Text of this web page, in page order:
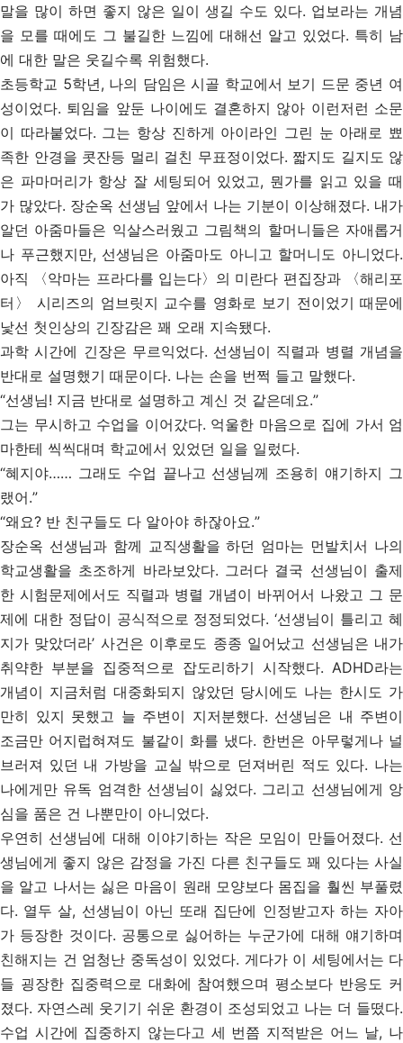
말을 많이 하면 좋지 않은 일이 생길 수도 있다. 업보라는 개념
을 모를 때에도 그 불길한 느낌에 대해선 알고 있었다. 특히 남
에 대한 말은 웃길수록 위험했다.
초등학교 5학년, 나의 담임은 시골 학교에서 보기 드문 중년 여
성이었다. 퇴임을 앞둔 나이에도 결혼하지 않아 이런저런 소문
이 따라붙었다. 그는 항상 진하게 아이라인 그린 눈 아래로 뾰
족한 안경을 콧잔등 멀리 걸친 무표정이었다. 짧지도 길지도 않
은 파마머리가 항상 잘 세팅되어 있었고, 뭔가를 읽고 있을 때
가 많았다. 장순옥 선생님 앞에서 나는 기분이 이상해졌다. 내가
알던 아줌마들은 익살스러웠고 그림책의 할머니들은 자애롭거
나 푸근했지만, 선생님은 아줌마도 아니고 할머니도 아니었다.
아직 〈악마는 프라다를 입는다〉의 미란다 편집장과 〈해리포
터〉 시리즈의 엄브릿지 교수를 영화로 보기 전이었기 때문에
낯선 첫인상의 긴장감은 꽤 오래 지속됐다.
과학 시간에 긴장은 무르익었다. 선생님이 직렬과 병렬 개념을
반대로 설명했기 때문이다. 나는 손을 번쩍 들고 말했다.
“선생님! 지금 반대로 설명하고 계신 것 같은데요.”
그는 무시하고 수업을 이어갔다. 억울한 마음으로 집에 가서 엄
마한테 씩씩대며 학교에서 있었던 일을 일렀다.
“혜지야…… 그래도 수업 끝나고 선생님께 조용히 얘기하지 그
랬어.”
“왜요? 반 친구들도 다 알아야 하잖아요.”
장순옥 선생님과 함께 교직생활을 하던 엄마는 먼발치서 나의
학교생활을 초조하게 바라보았다. 그러다 결국 선생님이 출제
한 시험문제에서도 직렬과 병렬 개념이 바뀌어서 나왔고 그 문
제에 대한 정답이 공식적으로 정정되었다. ‘선생님이 틀리고 혜
지가 맞았더라’ 사건은 이후로도 종종 일어났고 선생님은 내가
취약한 부분을 집중적으로 잡도리하기 시작했다. ADHD라는
개념이 지금처럼 대중화되지 않았던 당시에도 나는 한시도 가
만히 있지 못했고 늘 주변이 지저분했다. 선생님은 내 주변이
조금만 어지럽혀져도 불같이 화를 냈다. 한번은 아무렇게나 널
브러져 있던 내 가방을 교실 밖으로 던져버린 적도 있다. 나는
나에게만 유독 엄격한 선생님이 싫었다. 그리고 선생님에게 앙
심을 품은 건 나뿐만이 아니었다.
우연히 선생님에 대해 이야기하는 작은 모임이 만들어졌다. 선
생님에게 좋지 않은 감정을 가진 다른 친구들도 꽤 있다는 사실
을 알고 나서는 싫은 마음이 원래 모양보다 몸집을 훨씬 부풀렸
다. 열두 살, 선생님이 아닌 또래 집단에 인정받고자 하는 자아
가 등장한 것이다. 공통으로 싫어하는 누군가에 대해 얘기하며
친해지는 건 엄청난 중독성이 있었다. 게다가 이 세팅에서는 다
들 굉장한 집중력으로 대화에 참여했으며 평소보다 반응도 커
졌다. 자연스레 웃기기 쉬운 환경이 조성되었고 나는 더 들떴다.
수업 시간에 집중하지 않는다고 세 번쯤 지적받은 어느 날, 나